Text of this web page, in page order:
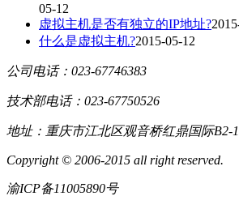
05-12
虚拟主机是否有独立的IP地址?
什么是虚拟主机?2015-05-12
公司电话：023-67746383
技术部电话：023-67750526
地址：重庆市江北区观音桥红鼎国际B2-
Copyright © 2006-2015 all right reserved.
渝ICP备11005890号